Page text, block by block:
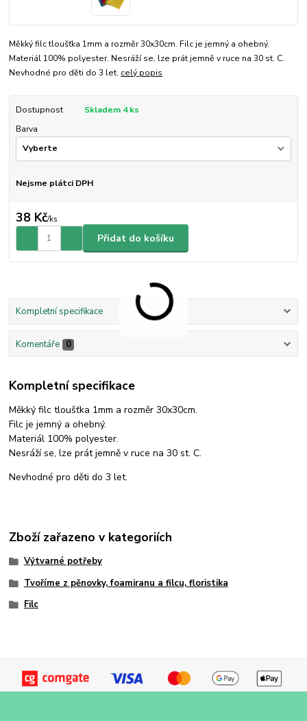
Měkký filc tloušťka 1mm a rozměr 30x30cm. Filc je jemný a ohebný.
Materiál 100% polyester. Nesráží se, lze prát jemně v ruce na 30 st. C.
Nevhodné pro děti do 3 let. celý popis
Dostupnost
Skladem 4 ks
Barva
Nejsme plátci DPH
38 Kč/ks
Přidat do košíku
Kompletní specifikace
Komentáře 0
Kompletní specifikace
Měkký filc tloušťka 1mm a rozměr 30x30cm.
Filc je jemný a ohebný.
Materiál 100% polyester.
Nesráží se, lze prát jemně v ruce na 30 st. C.
Nevhodné pro děti do 3 let.
Zboží zařazeno v kategoriích
Výtvarné potřeby
Tvoříme z pěnovky, foamiranu a filcu, floristika
Filc